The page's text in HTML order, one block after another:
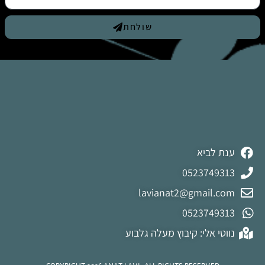
שולחת
ענת לביא
0523749313
lavianat2@gmail.com
0523749313
נווטי אלי: קיבוץ מעלה גלבוע